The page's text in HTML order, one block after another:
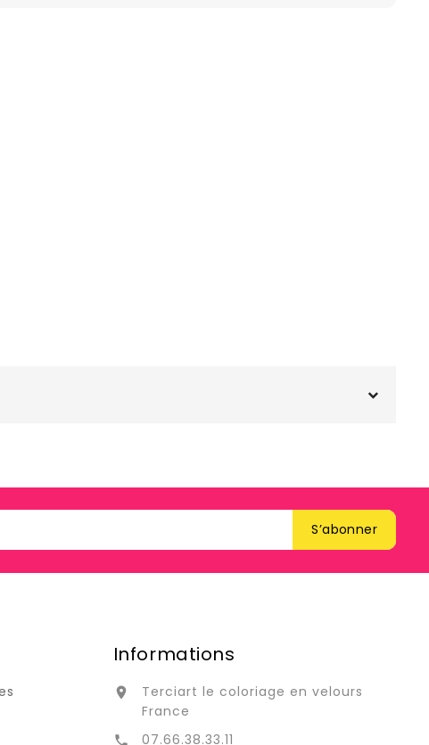
Informations

Terciart le coloriage en velours
France
 07.66.38.33.11